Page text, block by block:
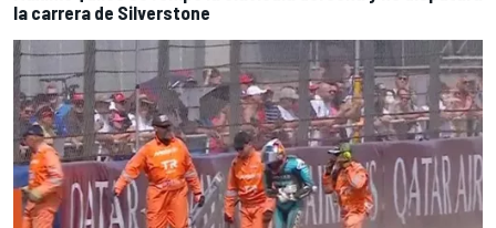
la carrera de Silverstone